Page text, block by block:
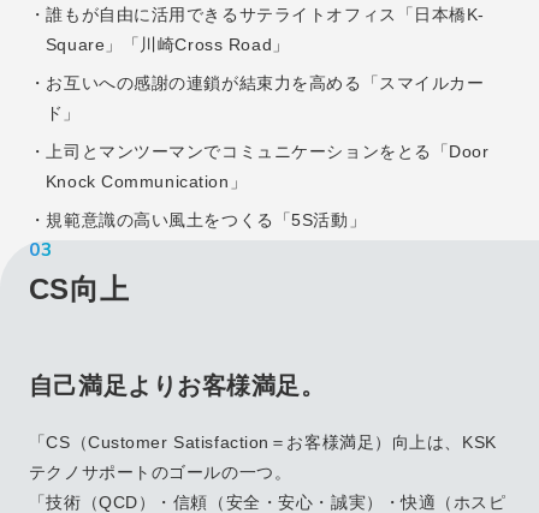
・誰もが自由に活用できるサテライトオフィス「日本橋K-
Square」「川崎Cross Road」
・お互いへの感謝の連鎖が結束力を高める「スマイルカー
ド」
・上司とマンツーマンでコミュニケーションをとる「Door
Knock Communication」
・規範意識の高い風土をつくる「5S活動」
03
CS向上
自己満足よりお客様満足。
「CS（Customer Satisfaction＝お客様満足）向上は、KSK
テクノサポートのゴールの一つ。
「技術（QCD）・信頼（安全・安心・誠実）・快適（ホスピ